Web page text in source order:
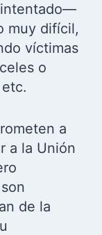
intentado—
muy difícil,
víctimas
o
a
a la Unión
de la